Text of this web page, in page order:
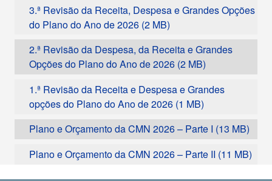
3.ª Revisão da Receita, Despesa e Grandes Opções
do Plano do Ano de 2026
2.ª Revisão da Despesa, da Receita e Grandes
Opções do Plano do Ano de 2026
1.ª Revisão da Receita e Despesa e Grandes
opções do Plano do Ano de 2026
Plano e Orçamento da CMN 2026 – Parte I
Plano e Orçamento da CMN 2026 – Parte II